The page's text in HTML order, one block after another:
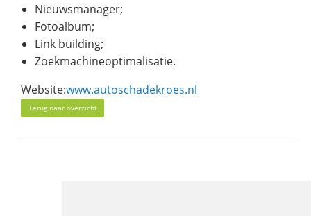
Nieuwsmanager;
Fotoalbum;
Link building;
Zoekmachineoptimalisatie.
Website:www.autoschadekroes.nl
Terug naar overzicht